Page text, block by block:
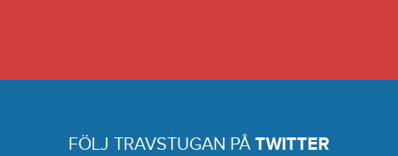
FÖLJ TRAVSTUGAN PÅ TWITTER